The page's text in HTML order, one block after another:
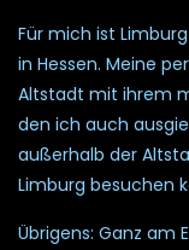
Für mich ist
in Hessen. Meine
Altstadt mit ihrem
den ich auch
außerhalb der
Limburg besuchen
Übrigens: Ganz am